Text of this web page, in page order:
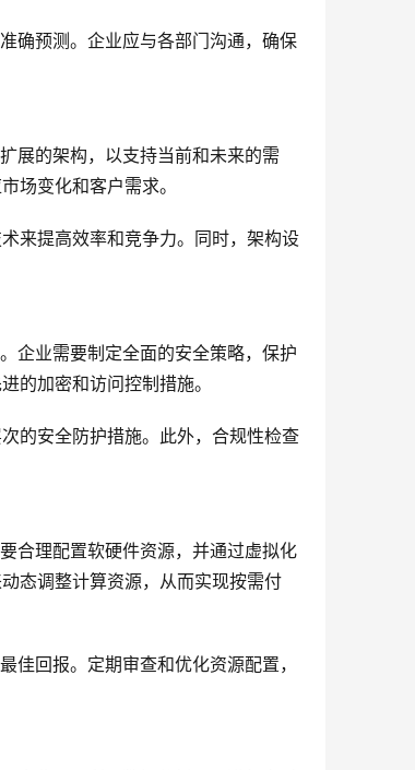
确预测。企业应与各部门沟通，确保
展的架构，以支持当前和未来的需
场变化和客户需求。
来提高效率和竞争力。同时，架构设
企业需要制定全面的安全策略，保护
的加密和访问控制措施。
的安全防护措施。此外，合规性检查
合理配置软硬件资源，并通过虚拟化
态调整计算资源，从而实现按需付
回报。定期审查和优化资源配置，